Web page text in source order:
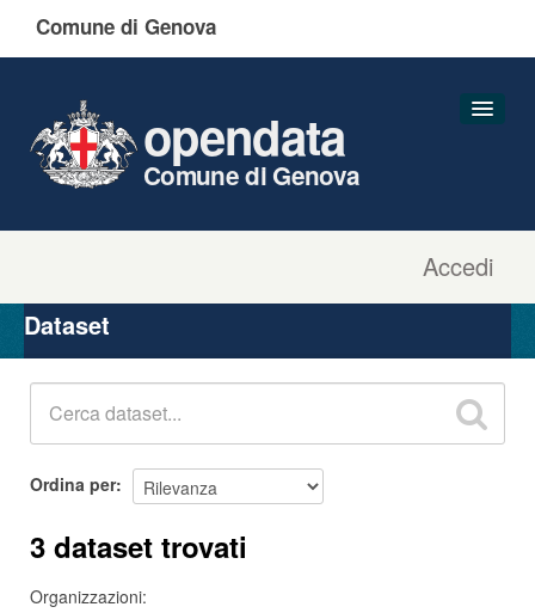
Comune di Genova
Accedi
opendata
Comune di Genova
Organizzazioni
Gruppi
Dataset
Ordina per
3 dataset trovati
Organizzazioni: